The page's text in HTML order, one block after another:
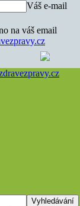
Váš e-mail
na váš email